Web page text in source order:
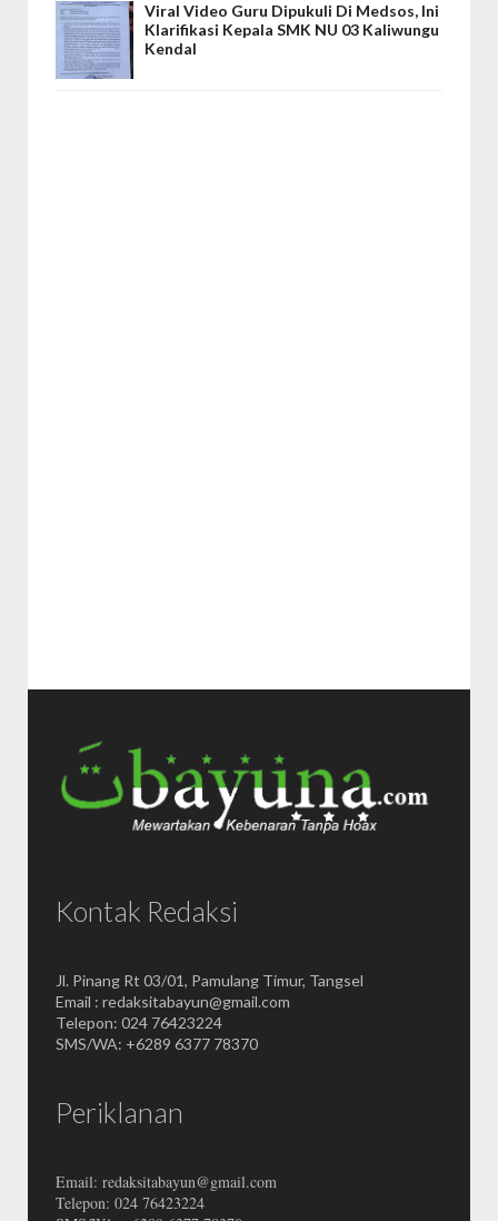
Viral Video Guru Dipukuli Di Medsos, Ini
Klarifikasi Kepala SMK NU 03 Kaliwungu
Kendal
Kontak Redaksi
Jl. Pinang Rt 03/01, Pamulang Timur, Tangsel
Email : redaksitabayun@gmail.com
Telepon: 024 76423224
SMS/WA: +6289 6377 78370
Periklanan
Email: redaksitabayun@gmail.com
Telepon: 024 76423224